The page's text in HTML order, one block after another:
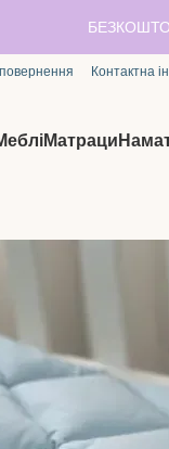
Контактна
Матраци